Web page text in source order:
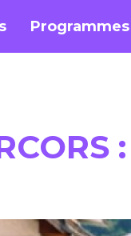
Programmes